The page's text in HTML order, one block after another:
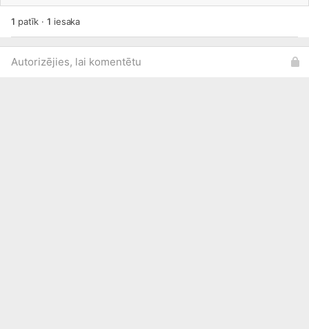
1 patīk ·1 iesaka
Autorizējies, lai komentētu